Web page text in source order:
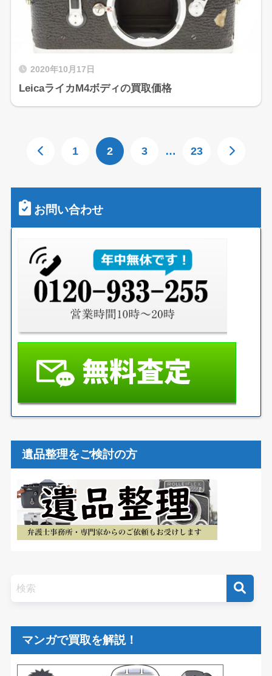
2020年10月17日
LeicaライカM4ボディの買取価格
1 2 3 … 23
お問い合わせ
遺品整理をご検討の方
マンガで買取を解説！